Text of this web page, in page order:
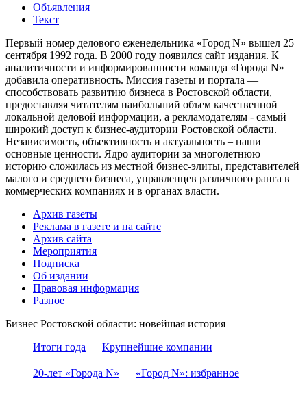
Объявления
Текст
Первый номер делового еженедельника «Город N» вышел 25
сентября 1992 года. В 2000 году появился сайт издания. К
аналитичности и информированности команда «Города N»
добавила оперативность. Миссия газеты и портала —
способствовать развитию бизнеса в Ростовской области,
предоставляя читателям наибольший объем качественной
локальной деловой информации, а рекламодателям - самый
широкий доступ к бизнес-аудитории Ростовской области.
Независимость, объективность и актуальность – наши
основные ценности. Ядро аудитории за многолетнюю
историю сложилась из местной бизнес-элиты, представителей
малого и среднего бизнеса, управленцев различного ранга в
коммерческих компаниях и в органах власти.
Архив газеты
Реклама в газете и на сайте
Архив сайта
Мероприятия
Подписка
Об издании
Правовая информация
Разное
Бизнес Ростовской области: новейшая история
Итоги года
Крупнейшие компании
20-лет «Города N» «Город N»: избранное